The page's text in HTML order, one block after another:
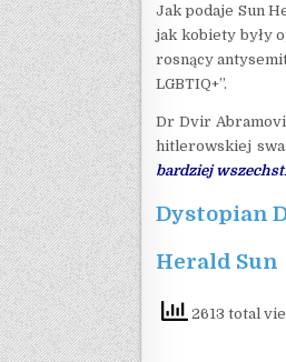
Jak podaje Sun
jak kobiety były
rosnący
LGBTIQ+”.
Dr Dvir
hitlerowskiej
bardziej
Dystopian
Herald Sun
2613 total